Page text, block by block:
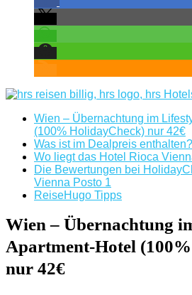
Wien – Übernachtung im
(100% HolidayCheck) nur 42€
Was ist im Dealpreis enthalten?
Wo liegt das Hotel Rioca
Die Bewertungen bei
Vienna Posto 1
ReiseHugo Tipps
Wien – Übernachtung
Apartment-Hotel
nur 42€